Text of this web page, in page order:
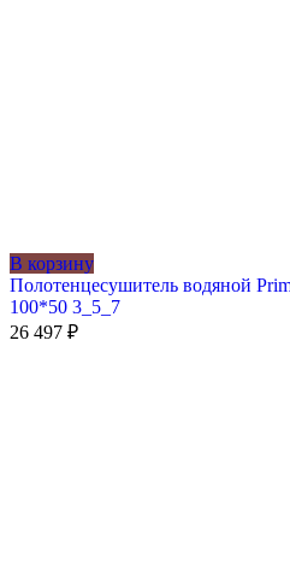
В корзину
Полотенцесушитель водяной
100*50 3_5_7
26 497 ₽